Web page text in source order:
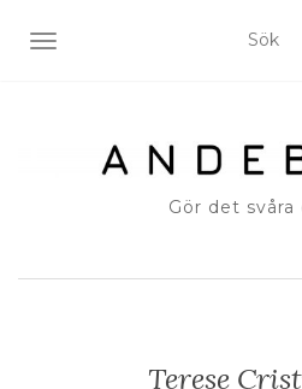
SLÅ PÅ/AV NAVIGERING
Gör det svåra
Terese